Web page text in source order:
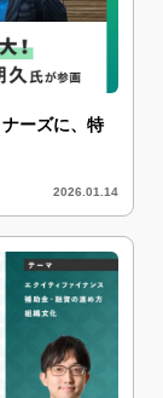
ーズに、特
2026.01.14